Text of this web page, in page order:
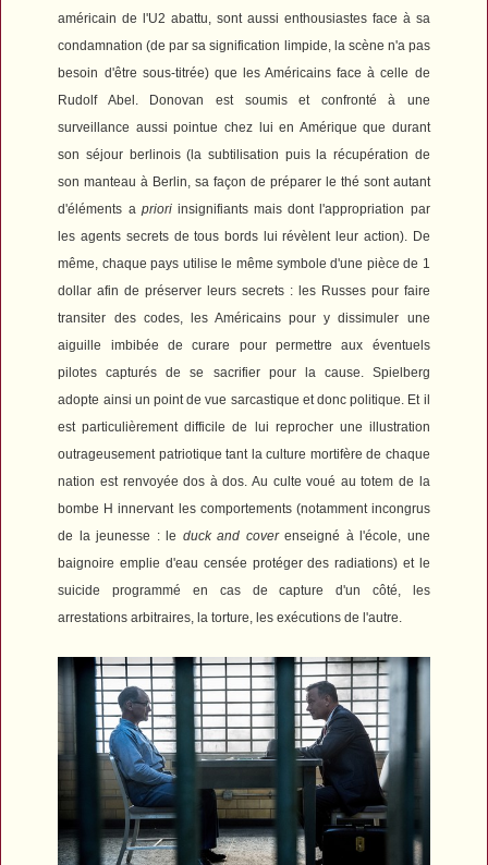
américain de l'U2 abattu, sont aussi enthousiastes face à sa
condamnation (de par sa signification limpide, la scène n'a pas
besoin d'être sous-titrée) que les Américains face à celle de
Rudolf Abel. Donovan est soumis et confronté à une
surveillance aussi pointue chez lui en Amérique que durant
son séjour berlinois (la subtilisation puis la récupération de
son manteau à Berlin, sa façon de préparer le thé sont autant
d'éléments a prioriinsignifiants mais dont l'appropriation par
les agents secrets de tous bords lui révèlent leur action). De
même, chaque pays utilise le même symbole d'une pièce de 1
dollar afin de préserver leurs secrets : les Russes pour faire
transiter des codes, les Américains pour y dissimuler une
aiguille imbibée de curare pour permettre aux éventuels
pilotes capturés de se sacrifier pour la cause. Spielberg
adopte ainsi un point de vue sarcastique et donc politique. Et il
est particulièrement difficile de lui reprocher une illustration
outrageusement patriotique tant la culture mortifère de chaque
nation est renvoyée dos à dos. Au culte voué au totem de la
bombe H innervant les comportements (notamment incongrus
de la jeunesse : le duck and coverenseigné à l'école, une
baignoire emplie d'eau censée protéger des radiations) et le
suicide programmé en cas de capture d'un côté, les
arrestations arbitraires, la torture, les exécutions de l'autre.